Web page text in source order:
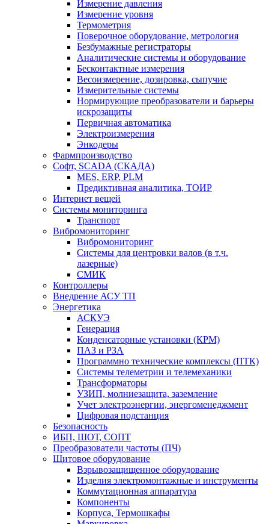
Измерение давления
Измерение уровня
Термометрия
Поверочное оборудование, метрология
Безбумажные регистраторы
Аналитические системы и оборудование
Бесконтактные измерения
Весоизмерение, дозировка, сыпучие
Измерительные системы
Нормирующие преобразователи и барьеры
искрозащиты
Первичная автоматика
Электроизмерения
Энкодеры
Фармпроизводство
Софт, SCADA (СКАДА)
MES, ERP, PLM
Предиктивная аналитика, ТОИР
Интернет вещей
Системы мониторинга
Транспорт
Вибромониторинг
Вибромониторинг
Системы для центровки валов (в т.ч.
лазерные)
СМИК
Контроллеры
Внедрение АСУ ТП
Энергетика
АСКУЭ
Генерация
Конденсаторные установки (КРМ)
ПАЗ и РЗА
Программно технические комплексы (ПТК)
Системы телеметрии и телемеханики
Трансформаторы
УЗИП, молниезащита, заземление
Учет электроэнергии, энергоменеджмент
Цифровая подстанция
Безопасность
ИБП, ШОТ, СОПТ
Преобразователи частоты (ПЧ)
Щитовое оборудование
Взрывозащищенное оборудование
Изделия электромонтажные и инструменты
Коммутационная аппаратура
Компоненты
Корпуса, Термошкафы